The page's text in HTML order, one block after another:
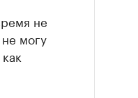
не
могу